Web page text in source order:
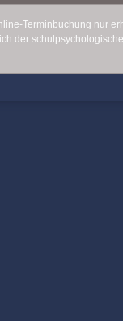
Terminbuchung nur
der